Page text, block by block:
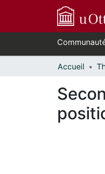
Accueil